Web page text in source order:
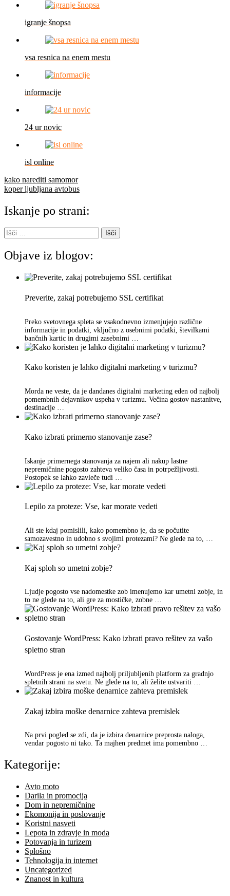
igranje šnopsa
vsa resnica na enem mestu
informacije
24 ur novic
isl online
Navigacija
prispevka
kako narediti samomor
koper ljubljana avtobus
Iskanje po strani:
Išči:
Objave iz blogov:
Preverite, zakaj potrebujemo SSL certifikat
Preko svetovnega spleta se vsakodnevno izmenjujejo različne
informacije in podatki, vključno z osebnimi podatki, številkami
bančnih kartic in drugimi zasebnimi …
Kako koristen je lahko digitalni marketing v turizmu?
Morda ne veste, da je dandanes digitalni marketing eden od najbolj
pomembnih dejavnikov uspeha v turizmu. Večina gostov nastanitve,
destinacije …
Kako izbrati primerno stanovanje zase?
Iskanje primernega stanovanja za najem ali nakup lastne
nepremičnine pogosto zahteva veliko časa in potrpežljivosti.
Postopek se lahko zavleče tudi …
Lepilo za proteze: Vse, kar morate vedeti
Ali ste kdaj pomislili, kako pomembno je, da se počutite
samozavestno in udobno s svojimi protezami? Ne glede na to, …
Kaj sploh so umetni zobje?
Ljudje pogosto vse nadomestke zob imenujemo kar umetni zobje, in
to ne glede na to, ali gre za mostičke, zobne …
Gostovanje WordPress: Kako izbrati pravo rešitev za vašo
spletno stran
WordPress je ena izmed najbolj priljubljenih platform za gradnjo
spletnih strani na svetu. Ne glede na to, ali želite ustvariti …
Zakaj izbira moške denarnice zahteva premislek
Na prvi pogled se zdi, da je izbira denarnice preprosta naloga,
vendar pogosto ni tako. Ta majhen predmet ima pomembno …
Kategorije:
Avto moto
Darila in promocija
Dom in nepremičnine
Ekomonija in poslovanje
Koristni nasveti
Lepota in zdravje in moda
Potovanja in turizem
Splošno
Tehnologija in internet
Uncategorized
Znanost in kultura